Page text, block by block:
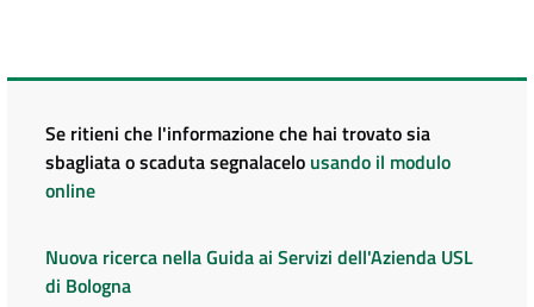
Se ritieni che l'informazione che hai trovato sia
sbagliata o scaduta segnalacelo usando il modulo
online
Nuova ricerca nella Guida ai Servizi dell'Azienda USL
di Bologna